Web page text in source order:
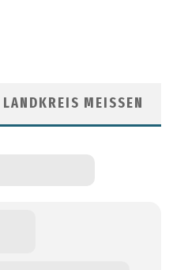
MEISSEN